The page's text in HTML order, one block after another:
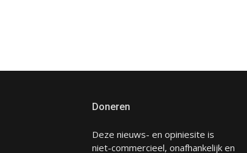
Doneren
Deze nieuws- en opiniesite is
niet-commercieel, onafhankelijk en